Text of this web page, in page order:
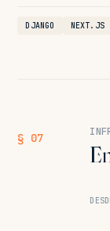
DJANGO NEXT.JS
§ 07